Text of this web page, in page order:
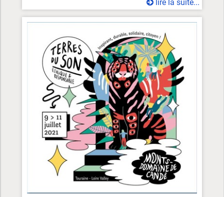
lire la suite...